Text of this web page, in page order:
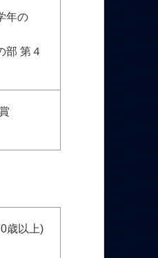
年の
部 第４
歳以上)